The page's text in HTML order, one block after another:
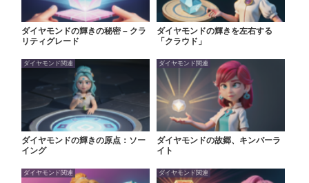
ダイヤモンドの輝きの秘密 – クラ
リティグレード
ダイヤモンドの輝きを左右する
「クラウド」
ダイヤモンド関連
ダイヤモンドの輝きの原点：ソー
イング
ダイヤモンド関連
ダイヤモンドの故郷、キンバーラ
イト
ダイヤモンド関連 ダイヤモンド関連